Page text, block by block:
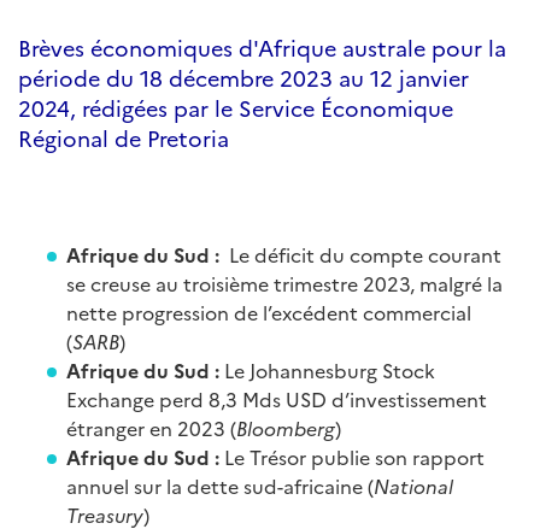
Brèves économiques d'Afrique australe pour la
période du 18 décembre 2023 au 12 janvier
2024, rédigées par le Service Économique
Régional de Pretoria
Afrique du Sud : Le déficit du compte courant
se creuse au troisième trimestre 2023, malgré la
nette progression de l’excédent commercial
(SARB)
Afrique du Sud : Le Johannesburg Stock
Exchange perd 8,3 Mds USD d’investissement
étranger en 2023 (Bloomberg)
Afrique du Sud : Le Trésor publie son rapport
annuel sur la dette sud-africaine (National
Treasury)